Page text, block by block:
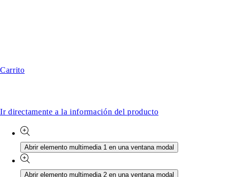
Carrito
Ir directamente a la información del producto
Abrir elemento multimedia 1 en una ventana modal
Abrir elemento multimedia 2 en una ventana modal